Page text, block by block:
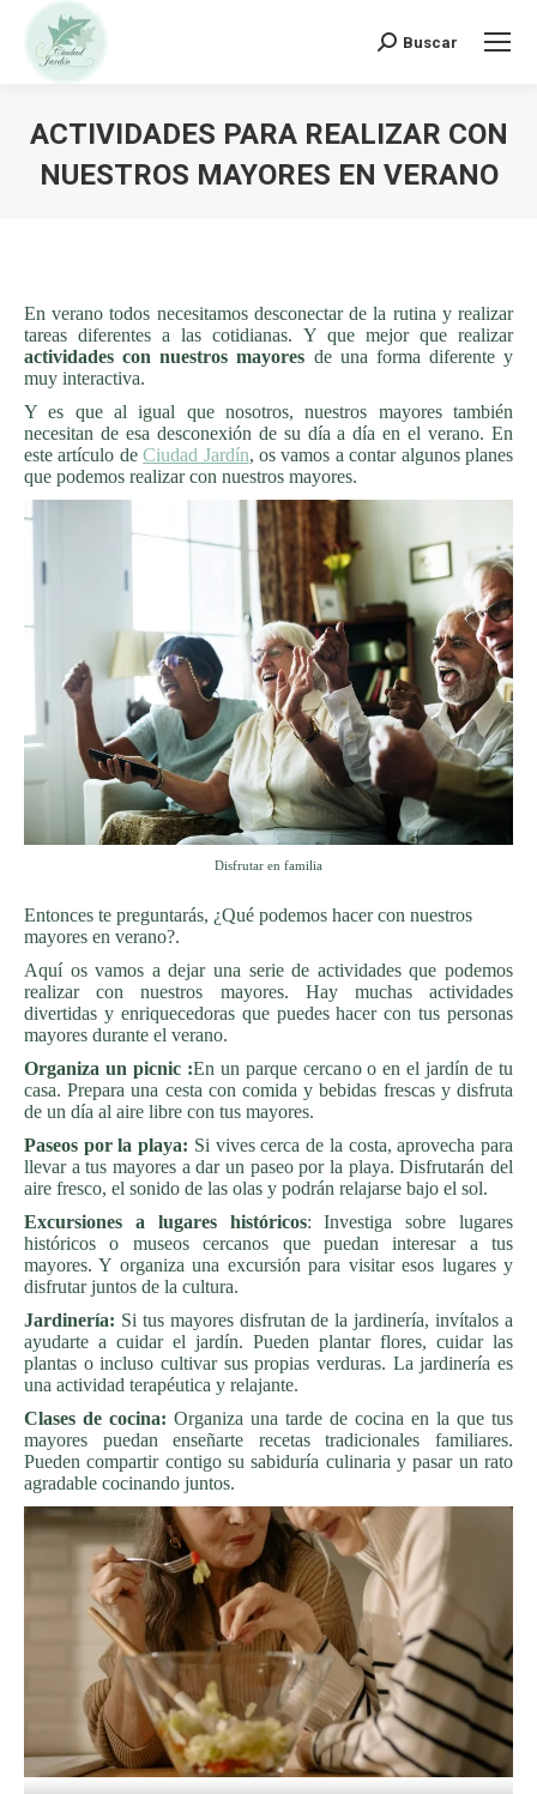
Buscar:
Buscar
ACTIVIDADES PARA REALIZAR CON
NUESTROS MAYORES EN VERANO
En verano todos necesitamos desconectar de la rutina y realizar
tareas diferentes a las cotidianas. Y que mejor que realizar
actividades con nuestros mayores de una forma diferente y
muy interactiva.
Y es que al igual que nosotros, nuestros mayores también
necesitan de esa desconexión de su día a día en el verano. En
este artículo deCiudad Jardín, os vamos a contar algunos planes
que podemos realizar con nuestros mayores.
Disfrutar en familia
Entonces te preguntarás, ¿Qué podemos hacer con nuestros
mayores en verano?.
Aquí os vamos a dejar una serie de actividades que podemos
realizar con nuestros mayores. Hay muchas actividades
divertidas y enriquecedoras que puedes hacer con tus personas
mayores durante el verano.
Organiza un picnic :En un parque cercano o en el jardín de tu
casa. Prepara una cesta con comida y bebidas frescas y disfruta
de un día al aire libre con tus mayores.
Paseos por la playa: Si vives cerca de la costa, aprovecha para
llevar a tus mayores a dar un paseo por la playa. Disfrutarán del
aire fresco, el sonido de las olas y podrán relajarse bajo el sol.
Excursiones a lugares históricos: Investiga sobre lugares
históricos o museos cercanos que puedan interesar a tus
mayores. Y organiza una excursión para visitar esos lugares y
disfrutar juntos de la cultura.
Jardinería: Si tus mayores disfrutan de la jardinería, invítalos a
ayudarte a cuidar el jardín. Pueden plantar flores, cuidar las
plantas o incluso cultivar sus propias verduras. La jardinería es
una actividad terapéutica y relajante.
Clases de cocina: Organiza una tarde de cocina en la que tus
mayores puedan enseñarte recetas tradicionales familiares.
Pueden compartir contigo su sabiduría culinaria y pasar un rato
agradable cocinando juntos.